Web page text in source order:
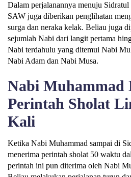
Dalam perjalanannya menuju
SAW juga diberikan penglihatan
surga dan neraka kelak. Beliau juga
sejumlah Nabi dari langit pertama
Nabi terdahulu yang ditemui Nabi
Nabi Adam dan Nabi Musa.
Nabi Muhammad
Perintah Sholat
Kali
Ketika Nabi Muhammad sampai di
menerima perintah sholat 50 waktu
perintah ini pun diterima oleh Nabi